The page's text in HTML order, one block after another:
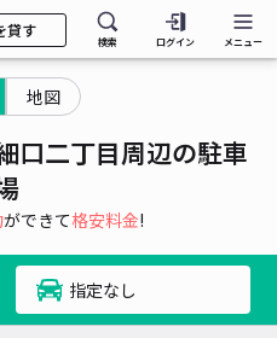
貸す
検索 ログイン メニュー
地図
口二丁目周辺の駐車
ができて格安料金!
指定なし